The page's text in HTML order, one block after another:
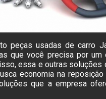
peças usadas de carro
que você precisa por
essa e outras
economia na
que a empresa